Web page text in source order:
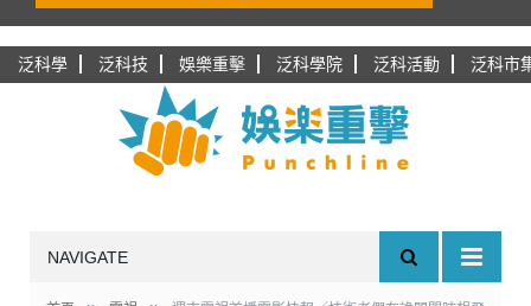
泛科學 泛科技 娛樂重擊 泛科學院 泛科活動 泛科市
NAVIGATE